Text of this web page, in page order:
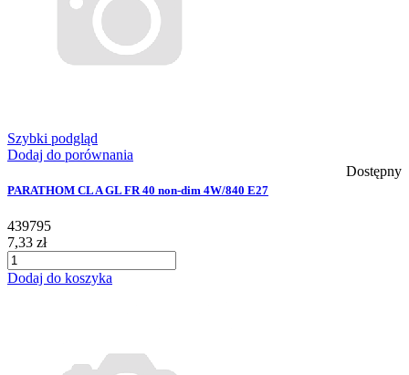
Szybki podgląd
Dodaj do porównania
Dostępny
PARATHOM CL A GL FR 40 non-dim 4W/840 E27
439795
7,33 zł
Dodaj do koszyka